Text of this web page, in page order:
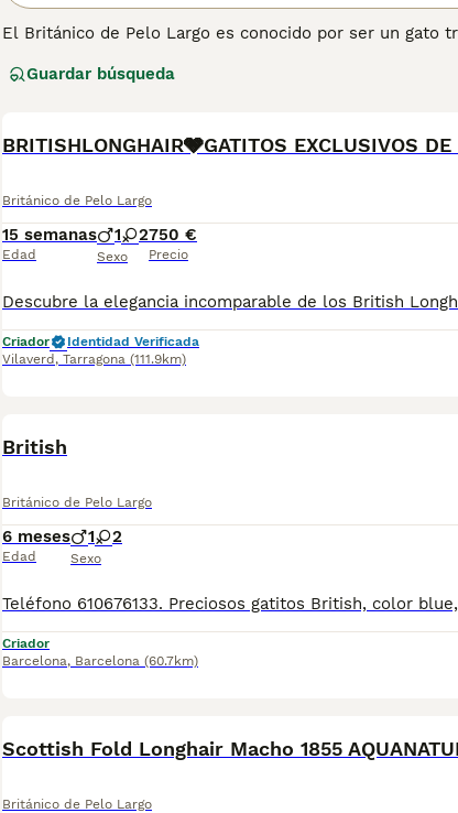
El Británico de Pelo Largo es conocido por ser un gato
Británico de Pelo Largo no está reconocido como raza
Lee nuestrapágina de consejos de compra de Británico
Guardar búsqueda
Británico de Pelo Largo
15 semanas
Edad
1 2
Sexo
750 €
Precio
Criador
Identidad Verificada
Vilaverd , Tarragona (111.9km)
British
Británico de Pelo Largo
6 meses
Edad
1 2
Sexo
Criador
Barcelona, Barcelona (60.7km)
Scottish Fold Longhair Macho 1855
Británico de Pelo Largo